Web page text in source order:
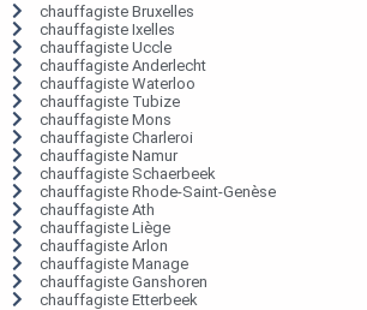
chauffagiste Bruxelles
chauffagiste Ixelles
chauffagiste Uccle
chauffagiste Anderlecht
chauffagiste Waterloo
chauffagiste Tubize
chauffagiste Mons
chauffagiste Charleroi
chauffagiste Namur
chauffagiste Schaerbeek
chauffagiste Rhode-Saint-Genèse
chauffagiste Ath
chauffagiste Liège
chauffagiste Arlon
chauffagiste Manage
chauffagiste Ganshoren
chauffagiste Etterbeek